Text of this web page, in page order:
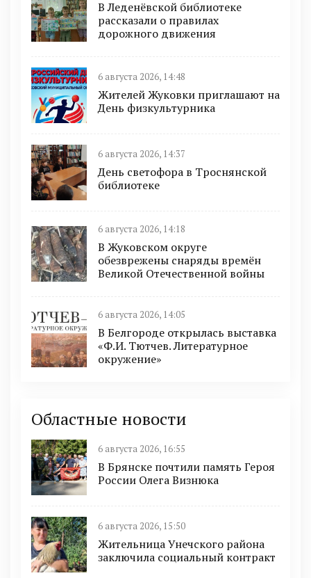
В Леденёвской библиотеке
рассказали о правилах
дорожного движения
6 августа 2026, 14:48
Жителей Жуковки приглашают на
День физкультурника
6 августа 2026, 14:37
День светофора в Троснянской
библиотеке
6 августа 2026, 14:18
В Жуковском округе
обезврежены снаряды времён
Великой Отечественной войны
6 августа 2026, 14:05
В Белгороде открылась выставка
«Ф.И. Тютчев. Литературное
окружение»
Областные новости
6 августа 2026, 16:55
В Брянске почтили память Героя
России Олега Визнюка
6 августа 2026, 15:50
Жительница Унечского района
заключила социальный контракт